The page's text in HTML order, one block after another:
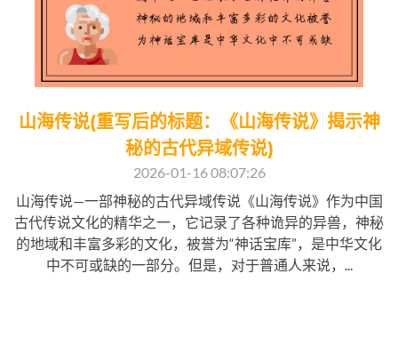
山海传说(重写后的标题：《山海传说》揭示神
秘的古代异域传说)
2026-01-16 08:07:26
山海传说—一部神秘的古代异域传说《山海传说》作为中国
古代传说文化的精华之一，它记录了各种诡异的异兽，神秘
的地域和丰富多彩的文化，被誉为“神话宝库”，是中华文化
中不可或缺的一部分。但是，对于普通人来说，...